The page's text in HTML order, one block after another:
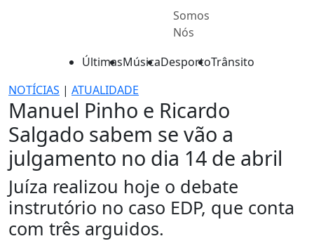
Somos
Nós
ÚltimasMúsicaDesportoTrânsito
NOTÍCIAS | ATUALIDADE
Manuel Pinho e Ricardo
Salgado sabem se vão a
julgamento no dia 14 de abril
Juíza realizou hoje o debate
instrutório no caso EDP, que conta
com três arguidos.